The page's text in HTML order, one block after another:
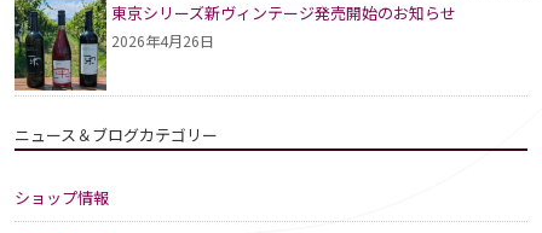
東京シリーズ新ヴィンテージ発売開始のお知らせ
2026年4月26日
ニュース＆ブログカテゴリー
ショップ情報